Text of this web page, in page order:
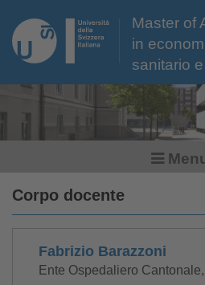
Master of
in
sanitario
Corpo docente
Fabrizio Barazzoni
Ente Ospedaliero